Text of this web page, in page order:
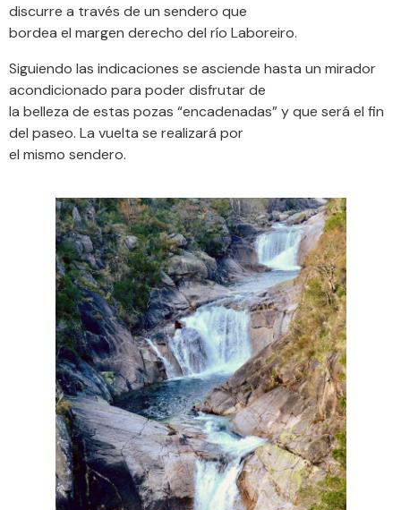
discurre a través de un sendero que
bordea el margen derecho del río Laboreiro.
Siguiendo las indicaciones se asciende hasta un mirador
acondicionado para poder disfrutar de
la belleza de estas pozas “encadenadas” y que será el fin
del paseo. La vuelta se realizará por
el mismo sendero.